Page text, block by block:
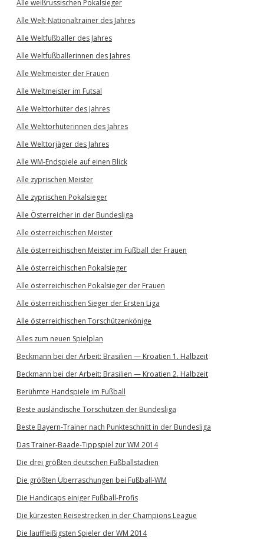
Alle weißrussischen Pokalsieger
Alle Welt-Nationaltrainer des Jahres
Alle Weltfußballer des Jahres
Alle Weltfußballerinnen des Jahres
Alle Weltmeister der Frauen
Alle Weltmeister im Futsal
Alle Welttorhüter des Jahres
Alle Welttorhüterinnen des Jahres
Alle Welttorjäger des Jahres
Alle WM-Endspiele auf einen Blick
Alle zyprischen Meister
Alle zyprischen Pokalsieger
Alle Österreicher in der Bundesliga
Alle österreichischen Meister
Alle österreichischen Meister im Fußball der Frauen
Alle österreichischen Pokalsieger
Alle österreichischen Pokalsieger der Frauen
Alle österreichischen Sieger der Ersten Liga
Alle österreichischen Torschützenkönige
Alles zum neuen Spielplan
Beckmann bei der Arbeit: Brasilien — Kroatien 1. Halbzeit
Beckmann bei der Arbeit: Brasilien — Kroatien 2. Halbzeit
Berühmte Handspiele im Fußball
Beste ausländische Torschützen der Bundesliga
Beste Bayern-Trainer nach Punkteschnitt in der Bundesliga
Das Trainer-Baade-Tippspiel zur WM 2014
Die drei größten deutschen Fußballstadien
Die größten Überraschungen bei Fußball-WM
Die Handicaps einiger Fußball-Profis
Die kürzesten Reisestrecken in der Champions League
Die lauffleißigsten Spieler der WM 2014